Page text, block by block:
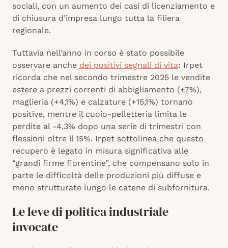
sociali, con un aumento dei casi di licenziamento e
di chiusura d’impresa lungo tutta la filiera
regionale.
Tuttavia nell’anno in corso è stato possibile
osservare anche dei positivi segnali di vita: Irpet
ricorda che nel secondo trimestre 2025 le vendite
estere a prezzi correnti di abbigliamento (+7%),
maglieria (+4,1%) e calzature (+15,1%) tornano
positive, mentre il cuoio-pelletteria limita le
perdite al -4,3% dopo una serie di trimestri con
flessioni oltre il 15%. Irpet sottolinea che questo
recupero è legato in misura significativa alle
“grandi firme fiorentine”, che compensano solo in
parte le difficoltà delle produzioni più diffuse e
meno strutturate lungo le catene di subfornitura.
Le leve di politica industriale
invocate